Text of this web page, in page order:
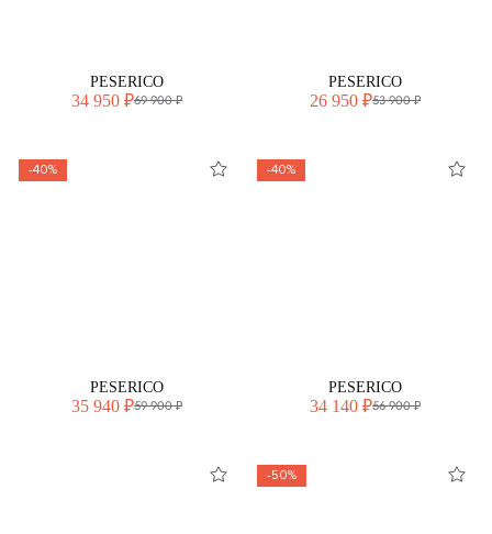
PESERICO
34 950 ₽69 900 ₽
PESERICO
26 950 ₽53 900 ₽
-40%
PESERICO
35 940 ₽59 900 ₽
-40%
PESERICO
34 140 ₽56 900 ₽
-50%